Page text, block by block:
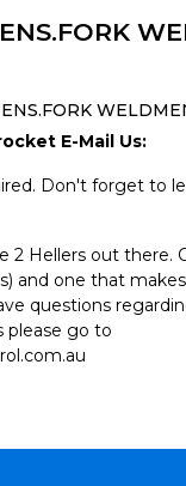
E-Mail Us:
Don't forget to
2 Hellers out there.
and one that
questions
please go to